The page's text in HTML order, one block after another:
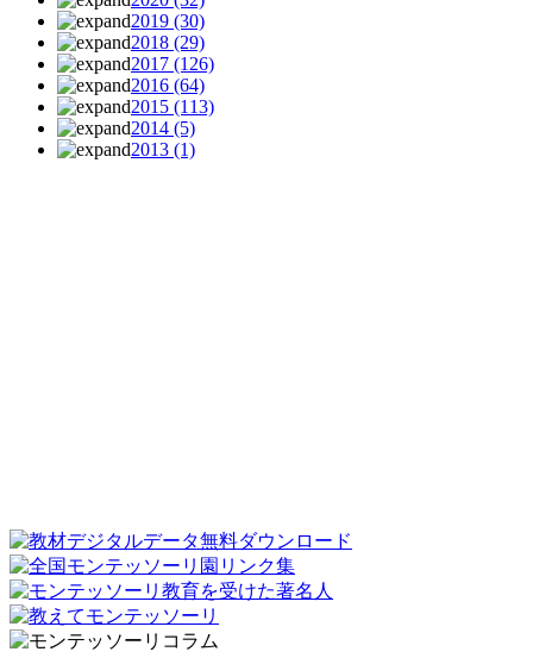
2019 (30)
2018 (29)
2017 (126)
2016 (64)
2015 (113)
2014 (5)
2013 (1)